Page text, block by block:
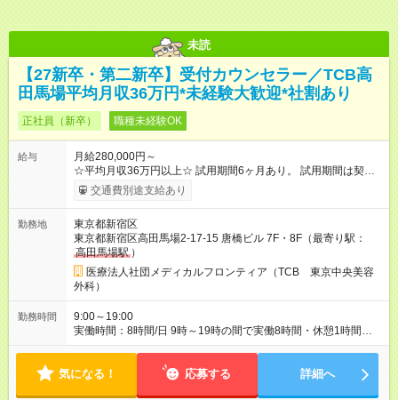
未読
【27新卒・第二新卒】受付カウンセラー／TCB高
田馬場平均月収36万円*未経験大歓迎*社割あり
正社員（新卒） 職種未経験OK
給与
月給280,000円～
☆平均月収36万円以上☆ 試用期間6ヶ月あり。 試用期間は契約
社員として、月給26万円となります。 ＜試用期間終了後＞ 月給
28万円+インセンティブ（平均8万円）+残業代等 ＝平均月収36
次昇給制度アリ】 年次昇給制度で毎年月給が上がっていくので
役職につかない場合でもしっかり昇給♪ 【試用期間】試用期間あ
り 試用期間の長さ：6ヶ月 ※ 雇用形態と給与に、本採用時と異
なる部分があります。 雇用形態：新卒採用（契約社員） 給与：
月給 260,000円以上
交通費別途支給あり
勤務地
東京都新宿区
東京都新宿区高田馬場2-17-15 唐橋ビル 7F・8F（最寄り駅：
高田馬場駅 ）
医療法人社団メディカルフロンティア（TCB 東京中央美容
外科）
勤務時間
9:00～19:00
実働時間：8時間/日 9時～19時の間で実働8時間・休憩1時間
【残業ほぼ無し！】 残業月平均3.2時間のため、ほぼ毎日定時で
気になる！ 応募する 詳細へ